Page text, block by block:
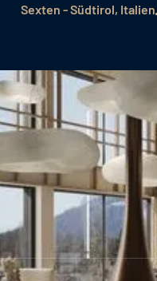
Sexten - Südtirol, Italien